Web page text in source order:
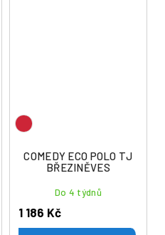
COMEDY ECO POLO TJ
BŘEZINĚVES
Do 4 týdnů
1 186 Kč